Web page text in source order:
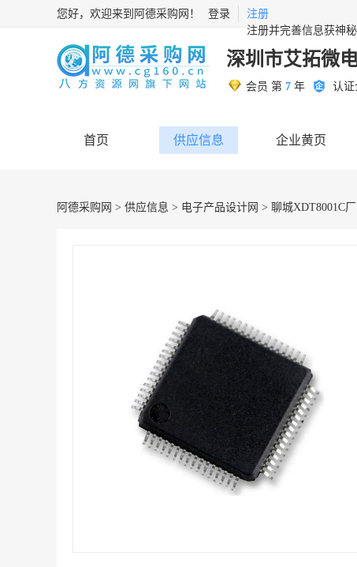
您好，欢迎来到阿德采购网！ 登录
注册
注册并完善信息获神
深圳市艾拓微
会员 第 7 年 认证
首页 供应信息 企业黄页
阿德采购网 > 供应信息 > 电子产品设计网 > 聊城XDT8001C